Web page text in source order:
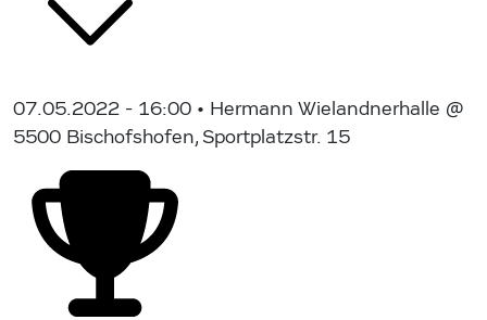
07.05.2022 - 16:00 • Hermann Wielandnerhalle @
5500 Bischofshofen, Sportplatzstr. 15